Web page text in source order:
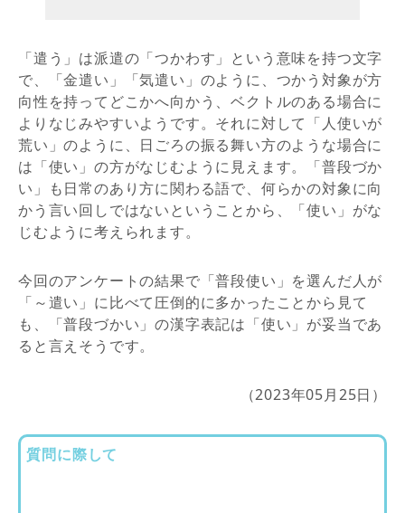
「遣う」は派遣の「つかわす」という意味を持つ文字
で、「金遣い」「気遣い」のように、つかう対象が方
向性を持ってどこかへ向かう、ベクトルのある場合に
よりなじみやすいようです。それに対して「人使いが
荒い」のように、日ごろの振る舞い方のような場合に
は「使い」の方がなじむように見えます。「普段づか
い」も日常のあり方に関わる語で、何らかの対象に向
かう言い回しではないということから、「使い」がな
じむように考えられます。
今回のアンケートの結果で「普段使い」を選んだ人が
「～遣い」に比べて圧倒的に多かったことから見て
も、「普段づかい」の漢字表記は「使い」が妥当であ
ると言えそうです。
（2023年05月25日）
質問に際して